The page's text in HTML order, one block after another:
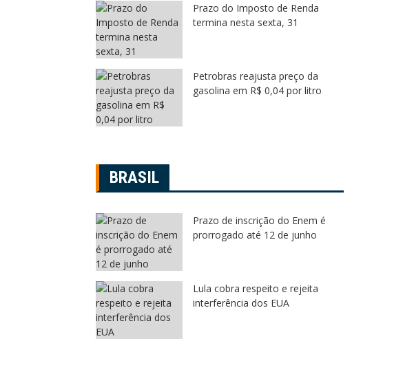
Prazo do Imposto de Renda
termina nesta sexta, 31
Petrobras reajusta preço da
gasolina em R$ 0,04 por litro
BRASIL
Prazo de inscrição do Enem é
prorrogado até 12 de junho
Lula cobra respeito e rejeita
interferência dos EUA